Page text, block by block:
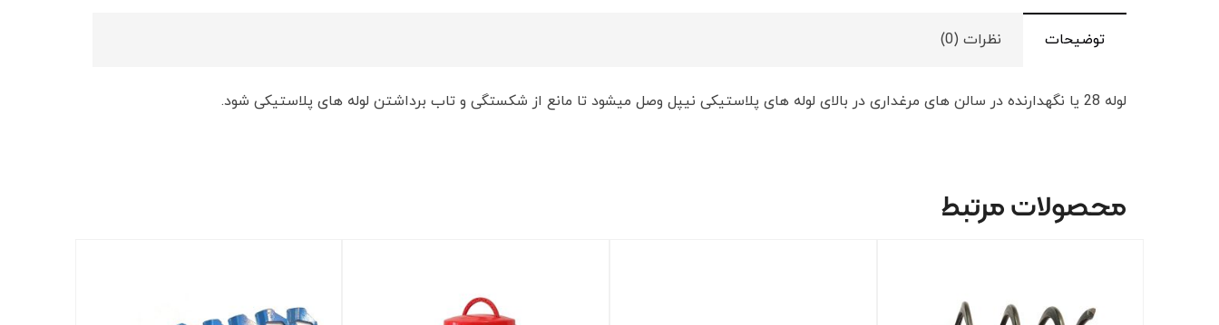
توضیحات نظرات (0)
لوله 28 یا نگهدارنده در سالن های مرغداری در بالای لوله های پلاستیکی نیپل وصل میشود تا مانع از شکستگی و تاب برداشتن لوله های پلاستیکی شود.
محصولات مرتبط